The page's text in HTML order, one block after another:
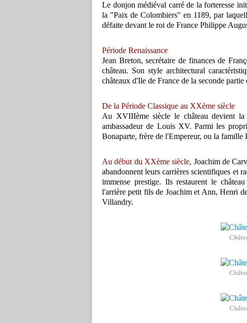
Le donjon médiéval carré de la forteresse
la "Paix de Colombiers" en 1189, par
défaite devant le roi de France Philippe
Période Renaissance
Jean Breton, secrétaire de finances de
château. Son style architectural
châteaux d'Ile de France de la seconde
De la Période Classique au XXème siècle
Au XVIIIème siècle le château devient
ambassadeur de Louis XV. Parmi les
Bonaparte, frère de l'Empereur, ou la famille
Au début du XXème siècle, Joachim de
abandonnent leurs carrières scientifiques et
immense prestige. Ils restaurent le
l'arrière petit fils de Joachim et Ann, Henri
Villandry.